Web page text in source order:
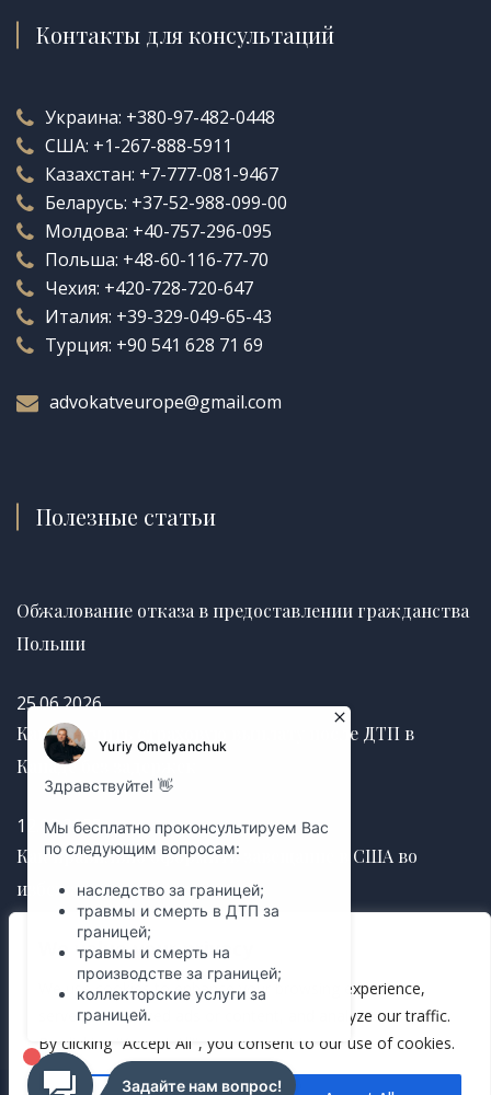
We value your privacy
We use cookies to enhance your browsing experience,
serve personalized ads or content, and analyze our traffic.
By clicking "Accept All", you consent to our use of cookies.
Контакты для консультаций
Украина: +380-97-482-0448
США: +1-267-888-5911
Казахстан: +7-777-081-9467
Беларусь: +37-52-988-099-00
Молдова: +40-757-296-095
Польша: +48-60-116-77-70
Чехия: +420-728-720-647
Италия: +39-329-049-65-43
Турция: +90 541 628 71 69
advokatveurope@gmail.com
Полезные статьи
Обжалование отказа в предоставлении гражданства
Польши
25.06.2026
Как получить страховую выплату после ДТП в
Канаде без задержек
12.03.2025
Как правильно оформить завещание в США во
избежание судебных споров
12.03.2025